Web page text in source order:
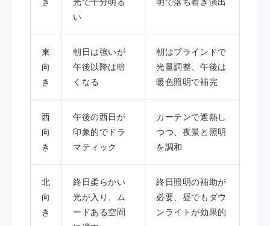
い
東
向
き
朝日は強いが
午後以降は暗
くなる
朝はブラインドで
光量調整、午後は
暖色照明で補完
西
向
き
午後の西日が
印象的でドラ
マティック
カーテンで遮熱し
つつ、夜景と照明
を調和
北
向
き
終日柔らかい
光が入り、ム
ードある空間
終日照明の補助が
必要、昼でもダウ
ンライトが効果的